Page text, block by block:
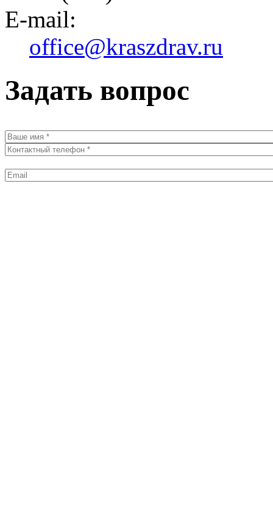
E-mail:
office@kraszdrav.ru
Задать вопрос